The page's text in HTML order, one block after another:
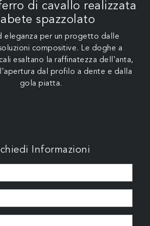
di cavallo realizzata
spazzolato
eleganza per un progetto dalle
compositive. Le doghe a
esaltano la raffinatezza dell’anta,
dal profilo a dente e dalla
gola piatta.
Informazioni